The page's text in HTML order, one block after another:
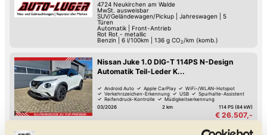
4724 Neukirchen am Walde
MwSt. ausweisbar
SUV/Geländewagen/Pickup| Jahreswagen
5
Türen
Automatik| Front-Antrieb
Rot Rot - metallic
Benzin
6 l/100km 136 g CO2 /km (komb.)
Nissan Juke 1.0 DIG-T 114PS N-Design
Automatik Teil-Leder K...
Android Auto Apple CarPlay
WiFi-/WLAN-Hotspot
Verkehrszeichen-Erkennung
USB
Spurhalte-Assistent
Reifendruck-Kontrolle
Müdigkeitserkennung
03/2026
2 km 114 PS (84 kW)
€ 26.507,-